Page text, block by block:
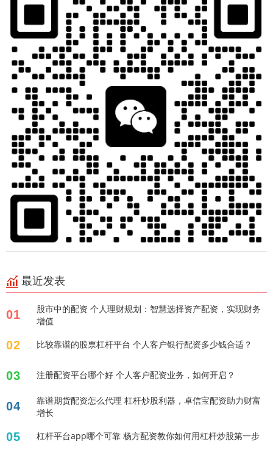
最近发表
01
股市中的配资 个人理财规划：智慧选择资产配资，实现财务
增值
02 比较靠谱的股票杠杆平台 个人客户银行配资多少钱合适？
03 注册配资平台哪个好 个人客户配资业务，如何开启？
04
靠谱期货配资怎么代理 杠杆炒股利器，卓信宝配资助力财富
增长
05 杠杆平台app哪个可靠 杨方配资教你如何用杠杆炒股第一步